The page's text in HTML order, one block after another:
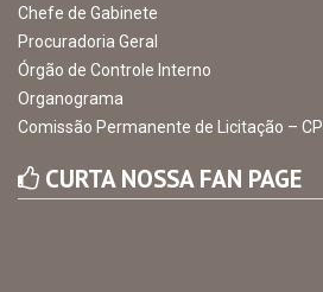
Chefe de Gabinete
Procuradoria Geral
Órgão de Controle Interno
Organograma
Comissão Permanente de Licitação – CPL
CURTA NOSSA FAN PAGE